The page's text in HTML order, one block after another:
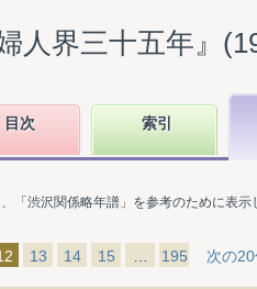
人界三十五年』
目次 索引
、「渋沢関係略年譜」を参考のために表
13 14 15 195 次の